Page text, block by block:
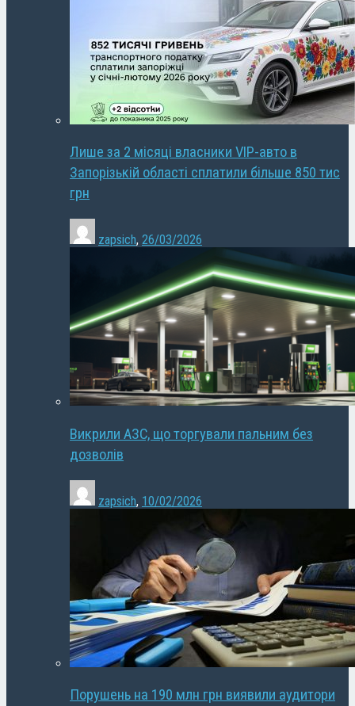
Лише за 2 місяці власники VIP-авто в
Запорізькій області сплатили більше 850 тис
грн
zapsich, 26/03/2026
Викрили АЗС, що торгували пальним без
дозволів
zapsich, 10/02/2026
Порушень на 190 млн грн виявили аудитори